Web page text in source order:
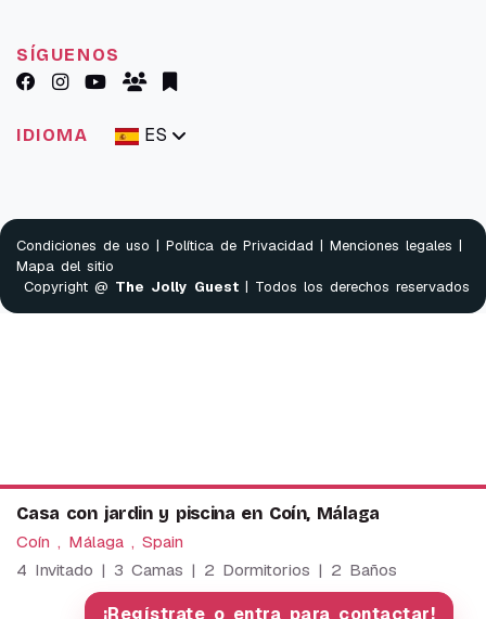
Casa con jardin y piscina en Coín, Málaga
Coín , Málaga , Spain
4 Invitado | 3 Camas | 2 Dormitorios | 2 Baños
¡Regístrate o entra para contactar!
SÍGUENOS
IDIOMA ES
Condiciones de uso | Política de Privacidad | Menciones legales |
Mapa del sitio
Copyright @ The Jolly Guest | Todos los derechos reservados
We use cookies to provide our services. By using this